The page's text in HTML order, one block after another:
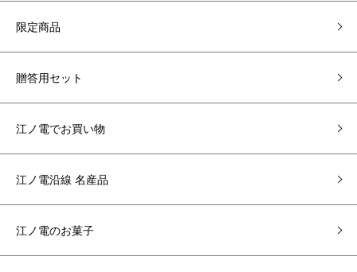
限定商品
贈答用セット
江ノ電でお買い物
江ノ電沿線 名産品
江ノ電のお菓子